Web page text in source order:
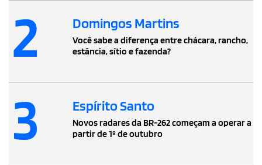
2 Domingos Martins
Você sabe a diferença entre chácara, rancho,
estância, sítio e fazenda?
3 Espírito Santo
Novos radares da BR-262 começam a operar a
partir de 1º de outubro